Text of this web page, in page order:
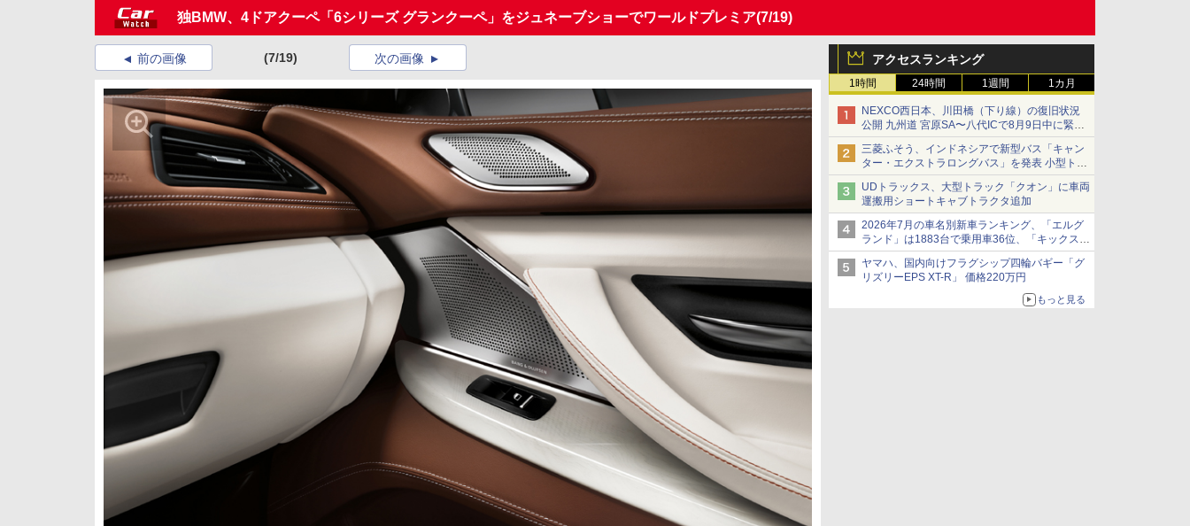
独BMW、4ドアクーペ「6シリーズ グランクーペ」をジュネーブショーでワールドプレミア(7/19)
アクセスランキング
1時間 24時間 1週間 1カ月
NEXCO西日本、川田橋（下り線）の復旧状況
公開 九州道 宮原SA〜八代ICで8月9日中に緊急
車両を通行可能に
三菱ふそう、インドネシアで新型バス「キャン
ター・エクストラロングバス」を発表 小型トラ
ックベースの観光・旅客輸送向けバス
UDトラックス、大型トラック「クオン」に車両
運搬用ショートキャブトラクタ追加
2026年7月の車名別新車ランキング、「エルグ
ランド」は1883台で乗用車36位、「キックス」
は2591台で27位に
ヤマハ、国内向けフラグシップ四輪バギー「グ
リズリーEPS XT-R」 価格220万円
もっと見る
前の画像 (7/19) 次の画像